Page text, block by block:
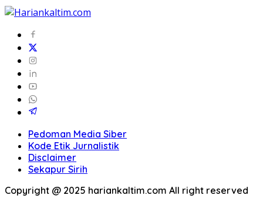
Pedoman Media Siber
Kode Etik Jurnalistik
Disclaimer
Sekapur Sirih
Copyright @ 2025 hariankaltim.com All right reserved